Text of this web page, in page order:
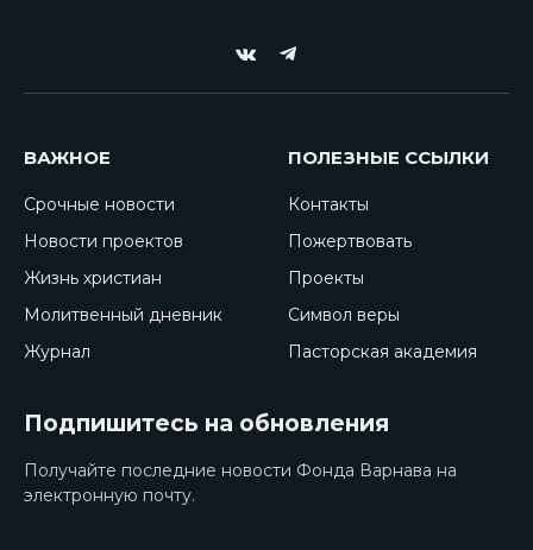
VKontakte
Telegram
ВАЖНОЕ
Срочные новости
Новости проектов
Жизнь христиан
Молитвенный дневник
Журнал
ПОЛЕЗНЫЕ ССЫЛКИ
Контакты
Пожертвовать
Проекты
Символ веры
Пасторская академия
Подпишитесь на обновления
Получайте последние новости Фонда Варнава на
электронную почту.